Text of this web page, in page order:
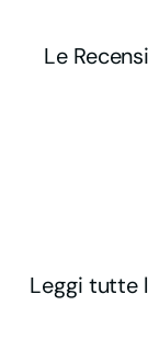
Le
Leggi tutte